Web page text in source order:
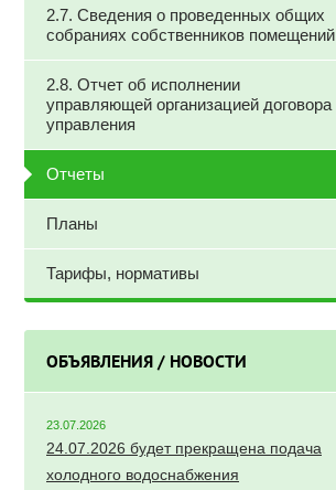
2.7. Сведения о проведенных общих
собраниях собственников помещений
2.8. Отчет об исполнении
управляющей организацией договора
управления
Отчеты
Планы
Тарифы, нормативы
ОБЪЯВЛЕНИЯ / НОВОСТИ
23.07.2026
24.07.2026 будет прекращена подача
холодного водоснабжения